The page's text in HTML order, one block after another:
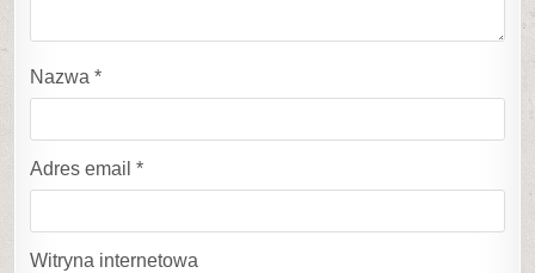
Nazwa*
Adres email*
Witryna internetowa